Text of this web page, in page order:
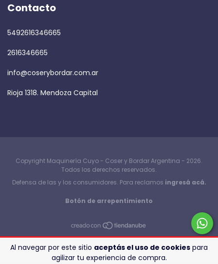
Al navegar por este sitio aceptás el uso de cookies para
agilizar tu experiencia de compra.
Contacto
5492616346665
2616346665
info@coserybordar.com.ar
Rioja 1318. Mendoza Capital
Copyright Maquinería Cuyo - Coser y Bordar Argentina - 2026.
Todos los derechos reservados.
Defensa de las y los consumidores. Para reclamos ingresá acá.
Botón de arrepentimiento